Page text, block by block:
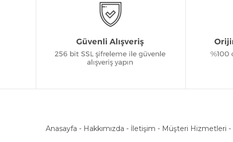
Anasayfa - Hakkımızda - İletişim - Müşteri Hizmetleri -